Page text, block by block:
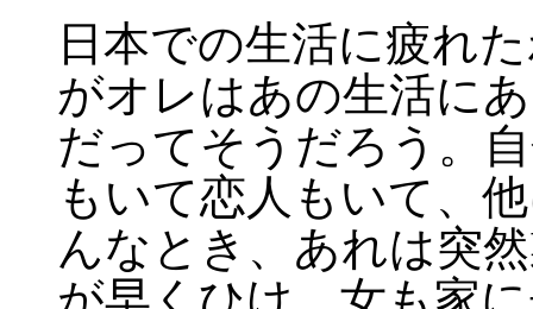
日本での生活に疲れ
がオレはあの生活に
だってそうだろう。
もいて恋人もいて、
んなとき、あれは突